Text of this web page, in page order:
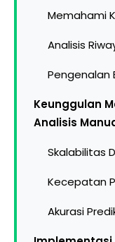
Memahami
Analisis
Pengenalan
Keunggulan
Analisis
Skalabilitas
Kecepatan
Akurasi